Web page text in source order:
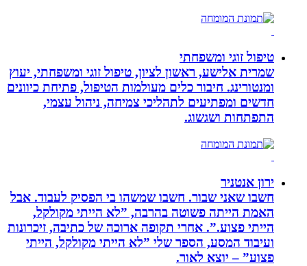
טיפול זוגי ומשפחתי
שמרית אלישע, ראשון לציון, טיפול זוגי ומשפחתי, יעוץ
ומנטורינג. חיבור כלים מעולמות הטיפול, פתיחת כיוונים
חדשים ומפתיעים לתהליכי צמיחה, ניהול עצמי,
התפתחות ושגשוג.
ירון אנטניר
חשבו שאני שבור. חשבו שמשהו בי הפסיק לעבוד. אבל
האמת הייתה פשוטה בהרבה, ”לא הייתי מקולקל,
הייתי פצוע.”. אחרי תקופה ארוכה של כתיבה, זיכרונות
ועיבוד המסע, הספר שלי ”לא הייתי מקולקל, הייתי
פצוע” – יוצא לאור.